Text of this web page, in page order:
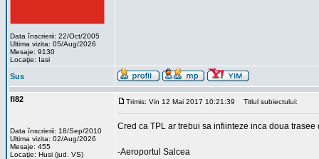
Data înscrierii: 22/Oct/2005
Ultima vizita: 05/Aug/2026
Mesaje: 9130
Locaţie: Iasi
Sus
fl82
Data înscrierii: 18/Sep/2010
Ultima vizita: 02/Aug/2026
Mesaje: 455
Locaţie: Husi (jud. VS)
Trimis: Vin 12 Mai 2017 10:21:39 Titlul subiectului:
Cred ca TPL ar trebui sa infiinteze inca doua
-Aeroportul Salcea